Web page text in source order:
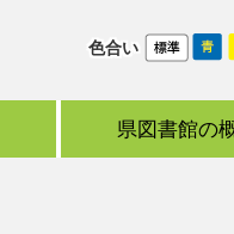
色合い
県図書館の